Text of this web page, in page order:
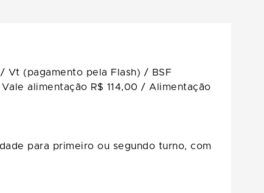
Vt (pagamento pela Flash) / BSF
alimentação R$ 114,00 / Alimentação
para primeiro ou segundo turno, com